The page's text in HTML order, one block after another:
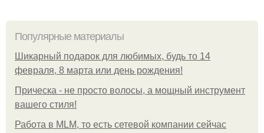
Популярные материалы
Шикарный подарок для любимых, будь то 14
февраля, 8 марта или день рождения!
Прическа - не просто волосы, а мощный инструмент
вашего стиля!
Работа в MLM, то есть сетевой компании сейчас